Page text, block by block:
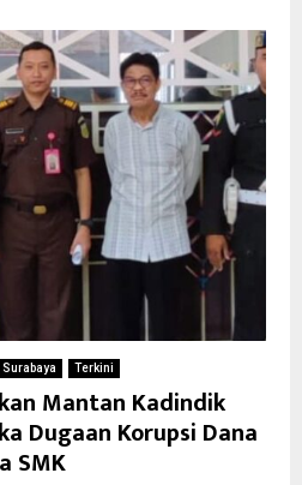
Surabaya Terkini
Mantan Kadindik
Dugaan Korupsi Dana
SMK